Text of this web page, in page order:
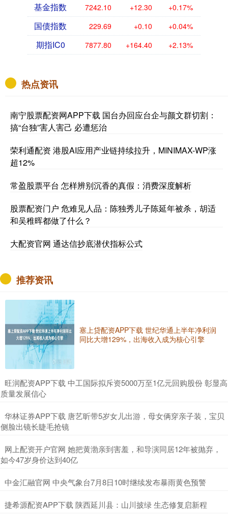
基金指数 7242.10 +12.30 +0.17%
国债指数 229.69 +0.10 +0.04%
期指IC0 7877.80 +164.40 +2.13%
热点资讯
南宁股票配资网APP下载 国台办回应台企与颜文群切割：
搞“台独”害人害己 必遭惩治
荣利通配资 港股AI应用产业链持续拉升，MINIMAX-WP涨
超12%
常盈股票平台 怎样辨别沉香的真假：消费深度解析
股票配资门户 危难见人品：陈独秀儿子陈延年被杀，胡适
和吴稚晖都做了什么？
大配资官网 通达信抄底潜伏指标公式
推荐资讯
塞上贷配资APP下载 世纪华通上半年净利润
同比大增129%，出海收入成为核心引擎
​旺润配资APP下载 中工国际拟斥资5000万至1亿元回购股份 彰显高
质量发展信心
​华林证券APP下载 唐艺昕带5岁女儿出游，母女俩穿亲子装，宝贝
侧脸出镜长睫毛抢镜
​网上配资开户官网 她把黄渤亲到害羞，和导演同居12年被抛弃，
如今47岁身价达到40亿
​中金汇融官网 中央气象台7月8日10时继续发布暴雨黄色预警
​捷希源配资APP下载 陕西延川县：山川披绿 生态修复启新程